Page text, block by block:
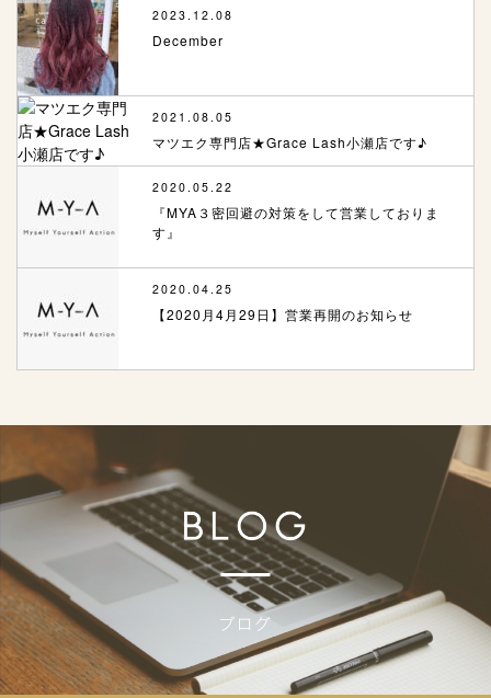
2023.12.08
December
2021.08.05
マツエク専門店★Grace Lash小瀬店です♪
2020.05.22
『MYA３密回避の対策をして営業しておりま
す』
2020.04.25
【2020月4月29日】営業再開のお知らせ